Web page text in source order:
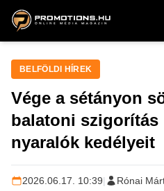
ZENE, FILM & KULT
BELFÖLDI HÍREK
Vége a sétányon
balatoni szigorítás
nyaralók kedélyeit
2026.06.17. 10:39| Rónai